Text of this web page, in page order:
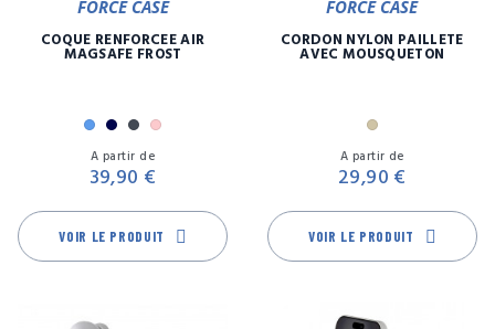
FORCE CASE
COQUE RENFORCÉE AIR
MAGSAFE FROST
BleuMarine
NoirRose
A partir de
39,90 €
VOIR LE PRODUIT
FORCE CASE
CORDON NYLON PAILLETE
AVEC MOUSQUETON
Or
A partir de
29,90 €
VOIR LE PRODUIT